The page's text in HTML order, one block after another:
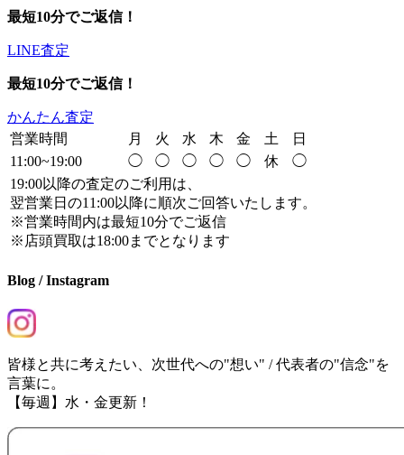
最短10分でご返信！
LINE査定
最短10分でご返信！
かんたん査定
営業時間
月 火 水 木 金 土
日
11:00~19:00
◯ ◯ ◯ ◯ ◯ 休
◯
19:00以降の査定のご利用は、
翌営業日の11:00以降に順次ご回答いたします。
※営業時間内は最短10分でご返信
※店頭買取は18:00までとなります
Blog / Instagram
皆様と共に考えたい、次世代への"想い" / 代表者の"信念"を
言葉に。
【毎週】水・金更新！